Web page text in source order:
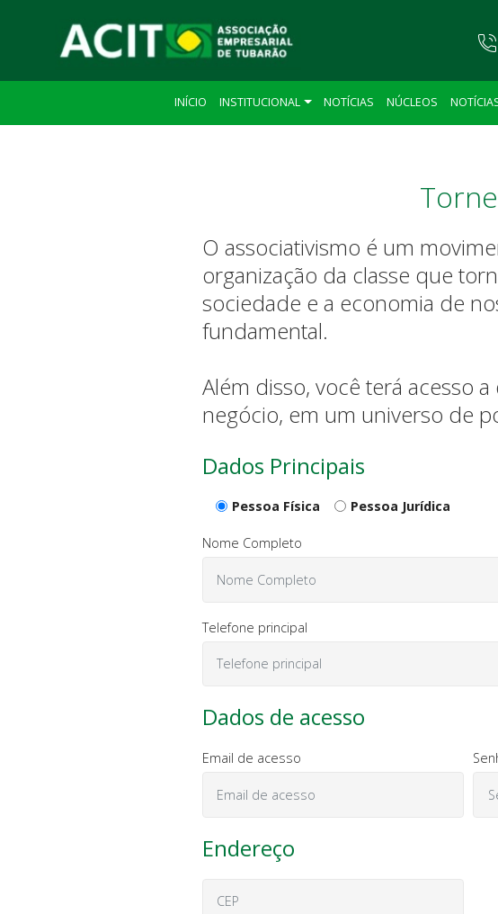
INÍCIO INSTITUCIONAL NOTÍCIAS NÚCLEOS
O associativismo é um
organização da classe que
sociedade e a economia de
fundamental.
Além disso, você terá acesso
negócio, em um universo de
Dados Principais
Pessoa Física Pessoa Jurídica
Nome Completo
Telefone principal
Dados de acesso
Email de acesso
Endereço